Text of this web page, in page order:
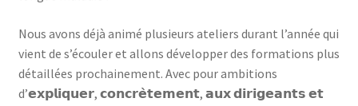
Témoignages
Validation de la commande
Nous avons déjà animé plusieurs ateliers durant l’année qui
vient de s’écouler et allons développer des formations plus
détaillées prochainement. Avec pour ambitions
d’𝗲𝘅𝗽𝗹𝗶𝗾𝘂𝗲𝗿, 𝗰𝗼𝗻𝗰𝗿𝗲̀𝘁𝗲𝗺𝗲𝗻𝘁, 𝗮𝘂𝘅 𝗱𝗶𝗿𝗶𝗴𝗲𝗮𝗻𝘁𝘀 𝗲𝘁